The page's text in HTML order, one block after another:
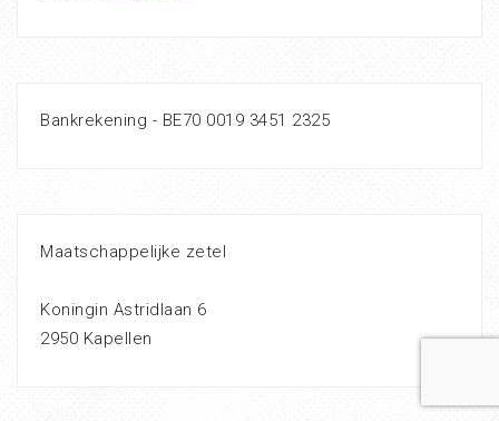
Bankrekening - BE70 0019 3451 2325
Maatschappelijke zetel
Koningin Astridlaan 6
2950 Kapellen